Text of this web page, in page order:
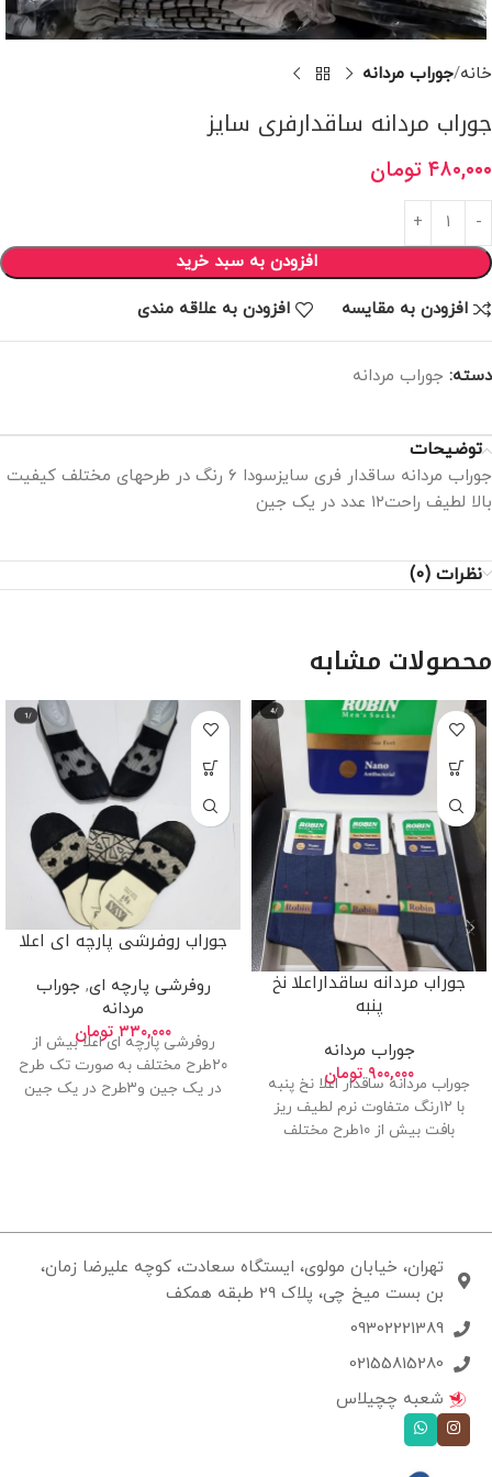
خانه جوراب مردانه
جوراب مردانه ساقدارفری سایز
۴۸۰,۰۰۰ تومان
افزودن به سبد خرید
افزودن به مقایسه افزودن به علاقه مندی
دسته: جوراب مردانه
توضیحات
جوراب مردانه ساقدار فری سایزسودا ۶ رنگ در طرحهای مختلف کیفیت
بالا لطیف راحت۱۲ عدد در یک جین
نظرات (0)
محصولات مشابه
جوراب مردانه ساقداراعلا نخ
پنبه
جوراب مردانه
۹۰۰,۰۰۰ تومان
جوراب مردانه ساقدار اعلا نخ پنبه
با ۱۲رنگ متفاوت نرم لطیف ریز
بافت بیش از ۱۰طرح مختلف
جوراب روفرشی پارچه ای اعلا
روفرشی پارچه ای, جوراب
مردانه
۳۳۰,۰۰۰ تومان
روفرشی پارچه ای اعلا بیش از
۲۰طرح مختلف به صورت تک طرح
در یک جین و۳طرح در یک جین
تهران، خیابان مولوی، ایستگاه سعادت، کوچه علیرضا زمان،
بن بست میخ چی، پلاک 29 طبقه همکف
09302221389
02155815280
شعبه چچیلاس